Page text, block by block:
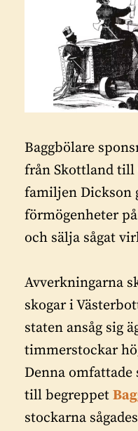
Baggbölare
från Skottland till
familjen Dickson
förmögenheter
och sälja sågat
Avverkningarna
skogar i
staten ansåg sig
timmerstockar
Denna omfattade
till begreppet
stockarna